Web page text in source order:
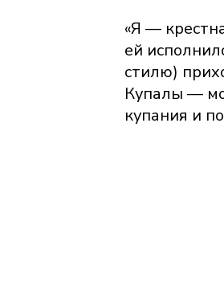
«Я —
ей
стилю)
Купалы —
купания и